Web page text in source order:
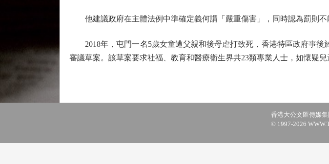
他建議政府在主體法例中準確定義何謂「嚴重傷害」，同時認為罰則不
2018年，屯門一名5歲女童遭父親和後母虐打致死，香港特區政府事後
審議草案。該草案要求社福、教育和醫療衞生界共23類專業人士，如懷疑
香港大公文匯傳媒
© 1997-2026